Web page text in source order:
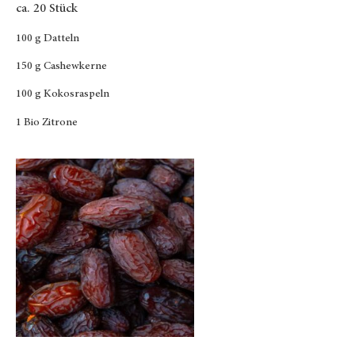
ca. 20 Stück
100 g Datteln
150 g Cashewkerne
100 g Kokosraspeln
1 Bio Zitrone